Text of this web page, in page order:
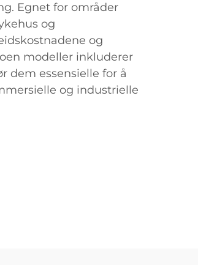
Egnet for områder
og
og
modeller inkluderer
dem essensielle for å
og industrielle